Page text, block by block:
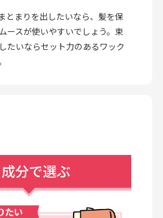
とまりを出したいなら、髪を保
ースが使いやすいでしょう。束
たいならセット力のあるワック